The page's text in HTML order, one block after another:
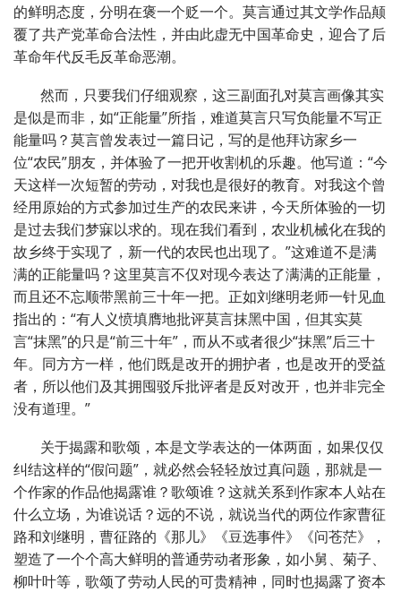
的鲜明态度，分明在褒一个贬一个。莫言通过其文学作品颠
覆了共产党革命合法性，并由此虚无中国革命史，迎合了后
革命年代反毛反革命恶潮。
然而，只要我们仔细观察，这三副面孔对莫言画像其实
是似是而非，如“正能量”所指，难道莫言只写负能量不写正
能量吗？莫言曾发表过一篇日记，写的是他拜访家乡一
位“农民”朋友，并体验了一把开收割机的乐趣。他写道：“今
天这样一次短暂的劳动，对我也是很好的教育。对我这个曾
经用原始的方式参加过生产的农民来讲，今天所体验的一切
是过去我们梦寐以求的。现在我们看到，农业机械化在我的
故乡终于实现了，新一代的农民也出现了。”这难道不是满
满的正能量吗？这里莫言不仅对现今表达了满满的正能量，
而且还不忘顺带黑前三十年一把。正如刘继明老师一针见血
指出的：“有人义愤填膺地批评莫言抹黑中国，但其实莫
言“抹黑”的只是“前三十年”，而从不或者很少“抹黑”后三十
年。同方方一样，他们既是改开的拥护者，也是改开的受益
者，所以他们及其拥囤驳斥批评者是反对改开，也并非完全
没有道理。”
关于揭露和歌颂，本是文学表达的一体两面，如果仅仅
纠结这样的“假问题”，就必然会轻轻放过真问题，那就是一
个作家的作品他揭露谁？歌颂谁？这就关系到作家本人站在
什么立场，为谁说话？远的不说，就说当代的两位作家曹征
路和刘继明，曹征路的《那儿》《豆选事件》《问苍茫》，
塑造了一个个高大鲜明的普通劳动者形象，如小舅、菊子、
柳叶叶等，歌颂了劳动人民的可贵精神，同时也揭露了资本